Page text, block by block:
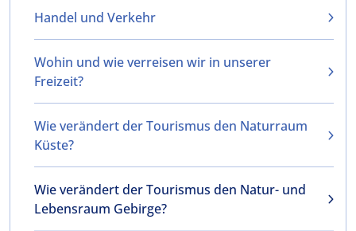
Handel und Verkehr
Wohin und wie verreisen wir in unserer
Freizeit?
Wie verändert der Tourismus den Naturraum
Küste?
Wie verändert der Tourismus den Natur- und
Lebensraum Gebirge?